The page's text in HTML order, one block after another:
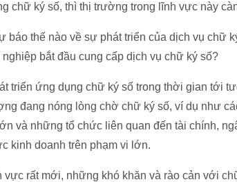
chữ ký số, thì thị trường trong lĩnh vực này
báo thế nào về sự phát triển của dịch vụ chữ
nghiệp bắt đầu cung cấp dịch vụ chữ ký số?
triển ứng dụng chữ ký số trong thời gian tới
đang nóng lòng chờ chữ ký số, ví dụ như
và những tổ chức liên quan đến tài chính,
kinh doanh trên phạm vi lớn.
vực rất mới, những khó khăn và rào cản với